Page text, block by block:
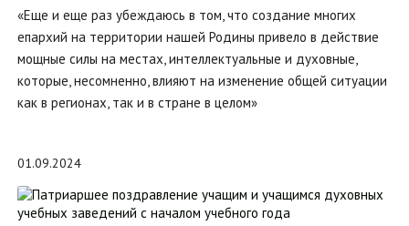
«Еще и еще раз убеждаюсь в том, что создание многих
епархий на территории нашей Родины привело в действие
мощные силы на местах, интеллектуальные и духовные,
которые, несомненно, влияют на изменение общей ситуации
как в регионах, так и в стране в целом»
01.09.2024